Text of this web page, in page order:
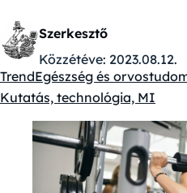
Szerkesztő
Közzétéve: 2023.08.12.
Kategóriák:
TrendEgészség és
Kutatás, technológia, MI